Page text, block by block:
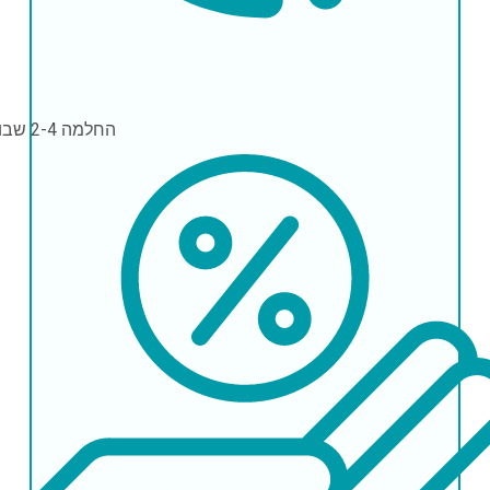
החלמה 2-4 שבועות